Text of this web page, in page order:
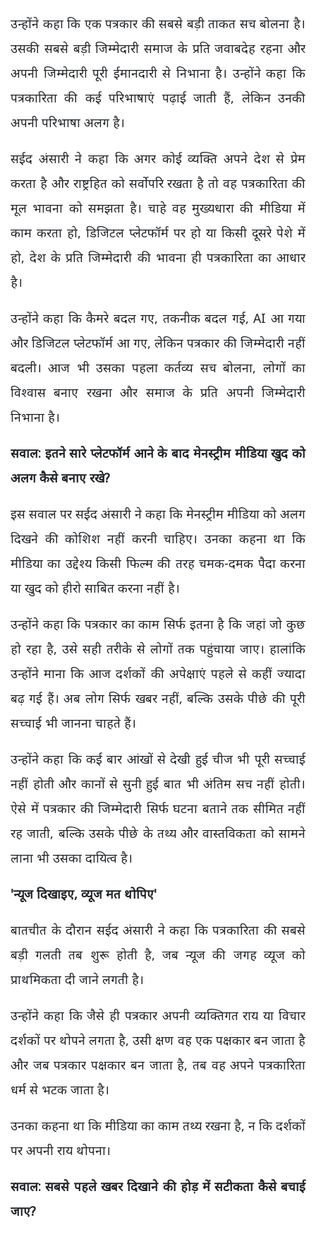
उन्होंने कहा कि एक पत्रकार की सबसे बड़ी ताकत सच बोलना है।
उसकी सबसे बड़ी जिम्मेदारी समाज के प्रति जवाबदेह रहना और
अपनी जिम्मेदारी पूरी ईमानदारी से निभाना है। उन्होंने कहा कि
पत्रकारिता की कई परिभाषाएं पढ़ाई जाती हैं, लेकिन उनकी
अपनी परिभाषा अलग है।
सईद अंसारी ने कहा कि अगर कोई व्यक्ति अपने देश से प्रेम
करता है और राष्ट्रहित को सर्वोपरि रखता है तो वह पत्रकारिता की
मूल भावना को समझता है। चाहे वह मुख्यधारा की मीडिया में
काम करता हो, डिजिटल प्लेटफॉर्म पर हो या किसी दूसरे पेशे में
हो, देश के प्रति जिम्मेदारी की भावना ही पत्रकारिता का आधार
है।
उन्होंने कहा कि कैमरे बदल गए, तकनीक बदल गई, AI आ गया
और डिजिटल प्लेटफॉर्म आ गए, लेकिन पत्रकार की जिम्मेदारी नहीं
बदली। आज भी उसका पहला कर्तव्य सच बोलना, लोगों का
विश्वास बनाए रखना और समाज के प्रति अपनी जिम्मेदारी
निभाना है।
सवाल: इतने सारे प्लेटफॉर्म आने के बाद मेनस्ट्रीम मीडिया खुद को
अलग कैसे बनाए रखे?
इस सवाल पर सईद अंसारी ने कहा कि मेनस्ट्रीम मीडिया को अलग
दिखने की कोशिश नहीं करनी चाहिए। उनका कहना था कि
मीडिया का उद्देश्य किसी फिल्म की तरह चमक-दमक पैदा करना
या खुद को हीरो साबित करना नहीं है।
उन्होंने कहा कि पत्रकार का काम सिर्फ इतना है कि जहां जो कुछ
हो रहा है, उसे सही तरीके से लोगों तक पहुंचाया जाए। हालांकि
उन्होंने माना कि आज दर्शकों की अपेक्षाएं पहले से कहीं ज्यादा
बढ़ गई हैं। अब लोग सिर्फ खबर नहीं, बल्कि उसके पीछे की पूरी
सच्चाई भी जानना चाहते हैं।
उन्होंने कहा कि कई बार आंखों से देखी हुई चीज भी पूरी सच्चाई
नहीं होती और कानों से सुनी हुई बात भी अंतिम सच नहीं होती।
ऐसे में पत्रकार की जिम्मेदारी सिर्फ घटना बताने तक सीमित नहीं
रह जाती, बल्कि उसके पीछे के तथ्य और वास्तविकता को सामने
लाना भी उसका दायित्व है।
'न्यूज दिखाइए, व्यूज मत थोपिए'
बातचीत के दौरान सईद अंसारी ने कहा कि पत्रकारिता की सबसे
बड़ी गलती तब शुरू होती है, जब न्यूज की जगह व्यूज को
प्राथमिकता दी जाने लगती है।
उन्होंने कहा कि जैसे ही पत्रकार अपनी व्यक्तिगत राय या विचार
दर्शकों पर थोपने लगता है, उसी क्षण वह एक पक्षकार बन जाता है
और जब पत्रकार पक्षकार बन जाता है, तब वह अपने पत्रकारिता
धर्म से भटक जाता है।
उनका कहना था कि मीडिया का काम तथ्य रखना है, न कि दर्शकों
पर अपनी राय थोपना।
सवाल: सबसे पहले खबर दिखाने की होड़ में सटीकता कैसे बचाई
जाए?